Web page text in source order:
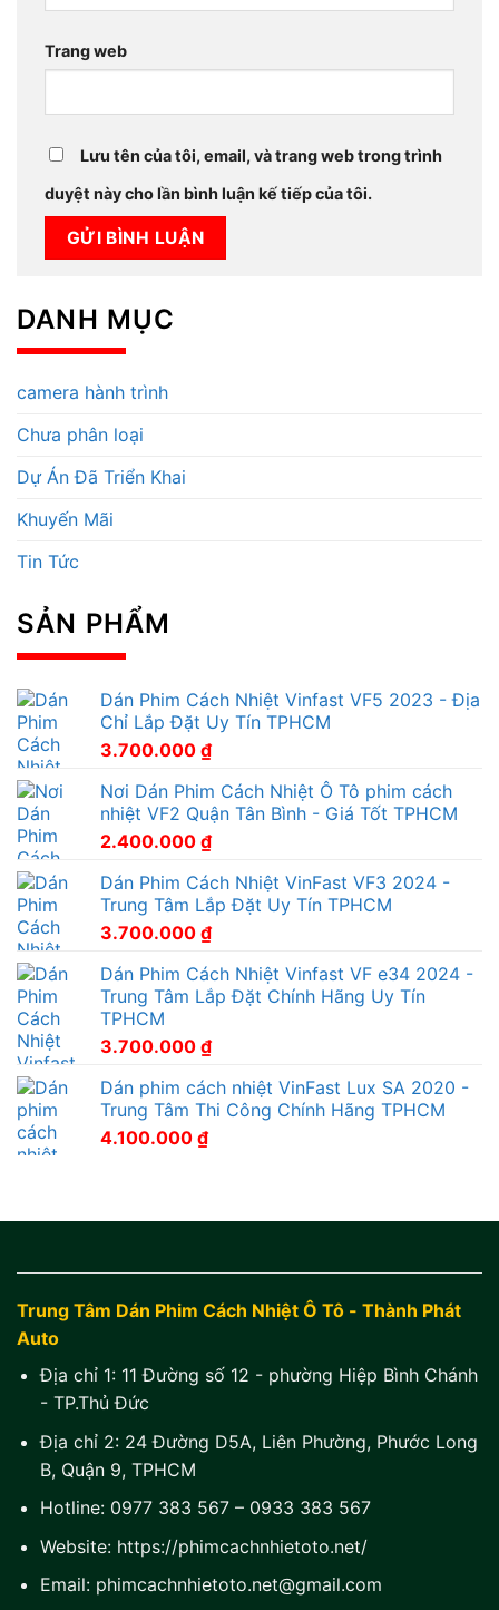
Trang web
Lưu tên của tôi, email, và trang web trong trình
duyệt này cho lần bình luận kế tiếp của tôi.
DANH MỤC
camera hành trình
Chưa phân loại
Dự Án Đã Triển Khai
Khuyến Mãi
Tin Tức
SẢN PHẨM
Dán Phim Cách Nhiệt Vinfast VF5 2023 - Địa
Chỉ Lắp Đặt Uy Tín TPHCM
3.700.000 ₫
Nơi Dán Phim Cách Nhiệt Ô Tô phim cách
nhiệt VF2 Quận Tân Bình - Giá Tốt TPHCM
2.400.000 ₫
Dán Phim Cách Nhiệt VinFast VF3 2024 -
Trung Tâm Lắp Đặt Uy Tín TPHCM
3.700.000 ₫
Dán Phim Cách Nhiệt Vinfast VF e34 2024 -
Trung Tâm Lắp Đặt Chính Hãng Uy Tín
TPHCM
3.700.000 ₫
Dán phim cách nhiệt VinFast Lux SA 2020 -
Trung Tâm Thi Công Chính Hãng TPHCM
4.100.000 ₫
Trung Tâm Dán Phim Cách Nhiệt Ô Tô - Thành Phát
Auto
Địa chỉ 1: 11 Đường số 12 - phường Hiệp Bình Chánh
- TP.Thủ Đức
Địa chỉ 2: 24 Đường D5A, Liên Phường, Phước Long
B, Quận 9, TPHCM
Hotline: 0977 383 567– 0933 383 567
Website: https://phimcachnhietoto.net/
Email: phimcachnhietoto.net@gmail.com